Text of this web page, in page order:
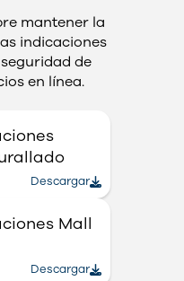
mantener la
indicaciones
de
en línea.
Descargar
Mall
Descargar